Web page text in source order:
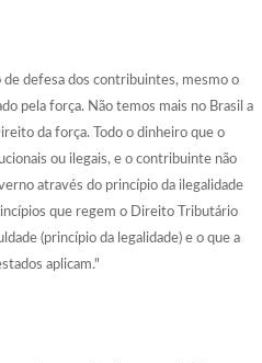
defesa dos contribuintes, mesmo o
pela força. Não temos mais no Brasil a
da força. Todo o dinheiro que o
ou ilegais, e o contribuinte não
através do princípio da ilegalidade
que regem o Direito Tributário
(princípio da legalidade) e o que a
aplicam."